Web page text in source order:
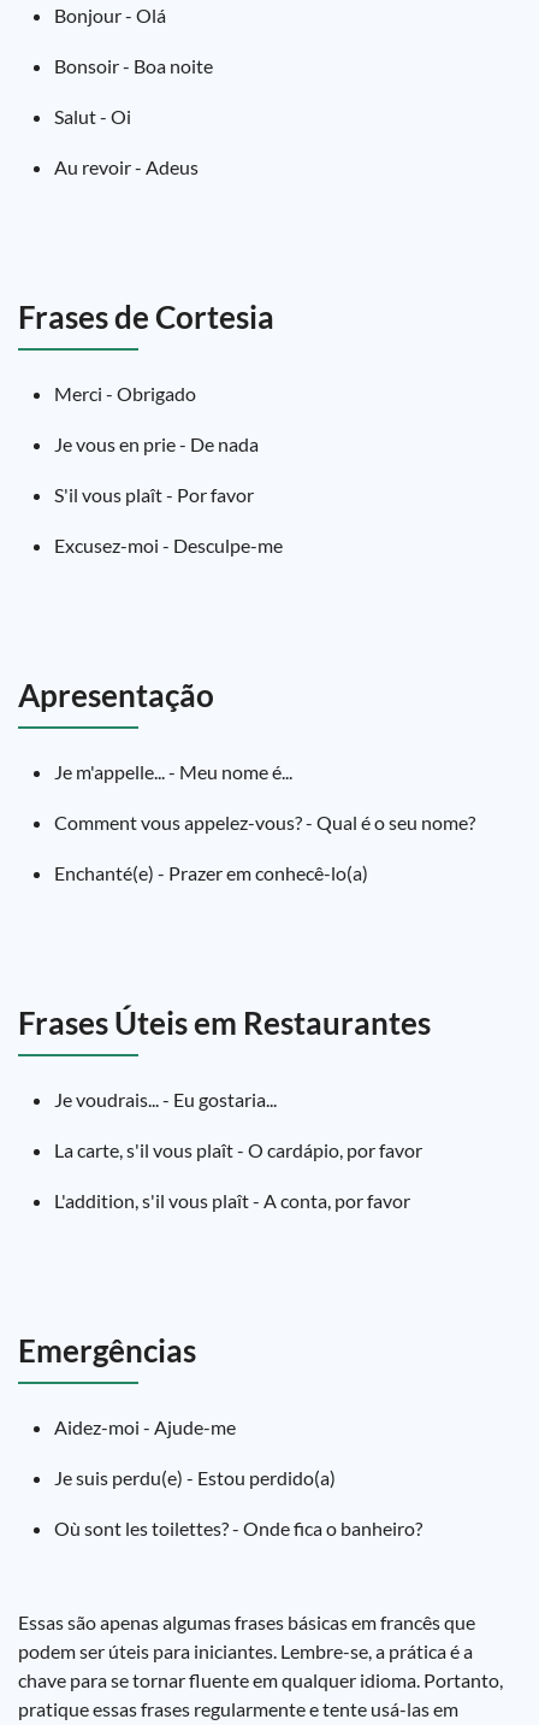
Bonjour - Olá
Bonsoir - Boa noite
Salut - Oi
Au revoir - Adeus
Frases de Cortesia
Merci - Obrigado
Je vous en prie - De nada
S'il vous plaît - Por favor
Excusez-moi - Desculpe-me
Apresentação
Je m'appelle... - Meu nome é...
Comment vous appelez-vous? - Qual é o seu nome?
Enchanté(e) - Prazer em conhecê-lo(a)
Frases Úteis em Restaurantes
Je voudrais... - Eu gostaria...
La carte, s'il vous plaît - O cardápio, por favor
L'addition, s'il vous plaît - A conta, por favor
Emergências
Aidez-moi - Ajude-me
Je suis perdu(e) - Estou perdido(a)
Où sont les toilettes? - Onde fica o banheiro?
Essas são apenas algumas frases básicas em francês que
podem ser úteis para iniciantes. Lembre-se, a prática é a
chave para se tornar fluente em qualquer idioma. Portanto,
pratique essas frases regularmente e tente usá-las em